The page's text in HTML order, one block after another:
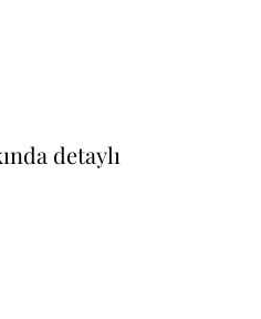
detaylı